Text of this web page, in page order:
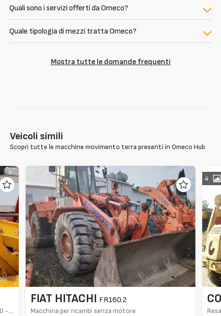
Quali sono i servizi offerti da Omeco?
Quale tipologia di mezzi tratta Omeco?
Mostra tutte le domande frequenti
Veicoli simili
Scopri tutte le macchine movimento terra presenti in Omeco Hub
-
FIAT HITACHI FR160.2
Macchina per ricambi senza motore
4